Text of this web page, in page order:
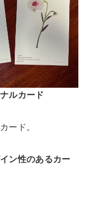
ルカード
ード。
ン性のあるカー